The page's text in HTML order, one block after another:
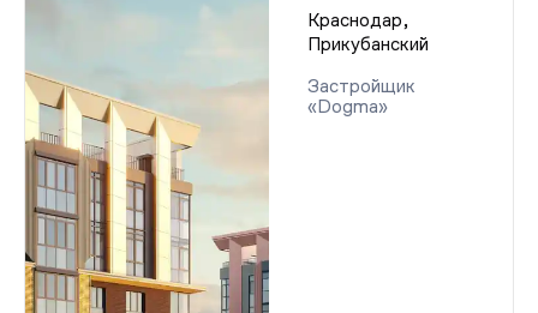
Краснодар,
Прикубанский
Застройщик
«Dogma»